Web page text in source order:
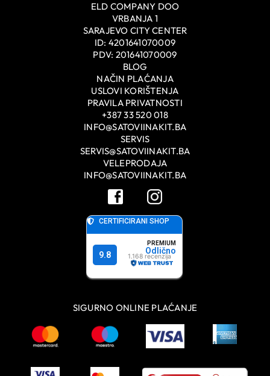
ELD COMPANY DOO
VRBANJA 1
SARAJEVO CITY CENTER
ID: 4201641070009
PDV: 201641070009
BLOG
NAČIN PLAĆANJA
USLOVI KORIŠTENJA
PRAVILA PRIVATNOSTI
+387 33 520 018
INFO@SATOVIINAKIT.BA
SERVIS
SERVIS@SATOVIINAKIT.BA
VELEPRODAJA
INFO@SATOVIINAKIT.BA
SIGURNO ONLINE PLAĆANJE